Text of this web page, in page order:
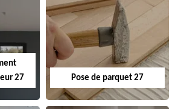
27
Pose de parquet 27